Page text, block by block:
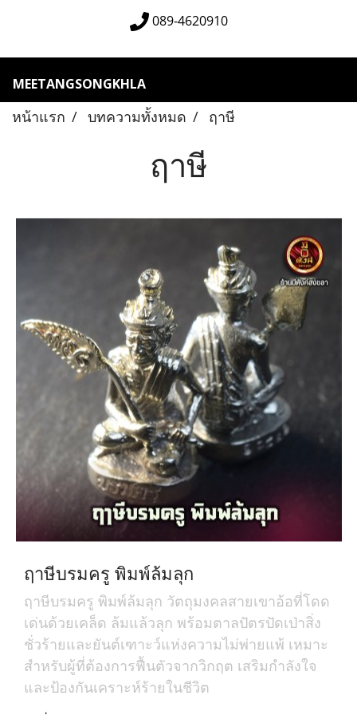
089-4620910
MEETANGSONGKHLA
หน้าแรก บทความทั้งหมด ฤาษี
ฤาษี
ฤาษีบรมครู พิมพ์ล้มลุก
ฤาษีบรมครู พิมพ์ล้มลุก วัตถุมงคลสายเขาอ้อที่โดด
เด่นด้วยเคล็ด ล้มแล้วลุก พร้อมตาลปัตรปัดเป่าสิ่ง
ชั่วร้ายและยันต์เฑาะว์แห่งความไม่พ่ายแพ้ เหมาะ
สำหรับผู้ที่ต้องการฟื้นตัวจากวิกฤต เสริมกำลังใจ
และป้องกันเคราะห์ร้ายในชีวิต